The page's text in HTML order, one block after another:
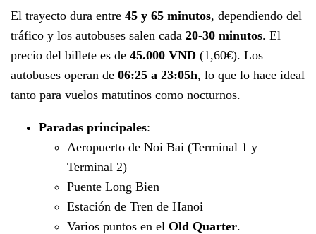
El trayecto dura entre 45 y 65 minutos, dependiendo del
tráfico y los autobuses salen cada 20-30 minutos. El
precio del billete es de 45.000 VND (1,60€). Los
autobuses operan de 06:25 a 23:05h, lo que lo hace ideal
tanto para vuelos matutinos como nocturnos.
Paradas principales:
Aeropuerto de Noi Bai (Terminal 1 y
Terminal 2)
Puente Long Bien
Estación de Tren de Hanoi
Varios puntos en el Old Quarter.